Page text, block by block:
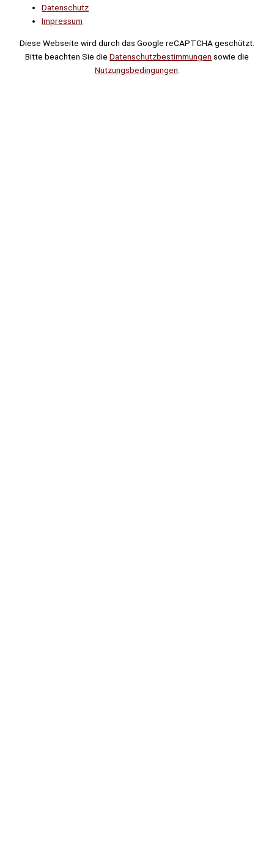
Datenschutz
Impressum
Diese Webseite wird durch das Google reCAPTCHA geschützt.
Bitte beachten Sie die Datenschutzbestimmungen sowie die
Nutzungsbedingungen